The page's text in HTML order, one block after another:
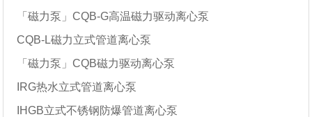
「磁力泵」CQB-G高温磁力驱动离心泵
CQB-L磁力立式管道离心泵
「磁力泵」CQB磁力驱动离心泵
IRG热水立式管道离心泵
IHGB立式不锈钢防爆管道离心泵